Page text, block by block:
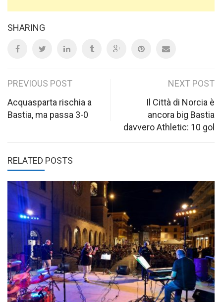
SHARING
Post
navigation
PREVIOUS POST
Acquasparta rischia a
Bastia, ma passa 3-0
NEXT POST
Il Città di Norcia è
ancora big Bastia
davvero Athletic: 10 gol
RELATED POSTS